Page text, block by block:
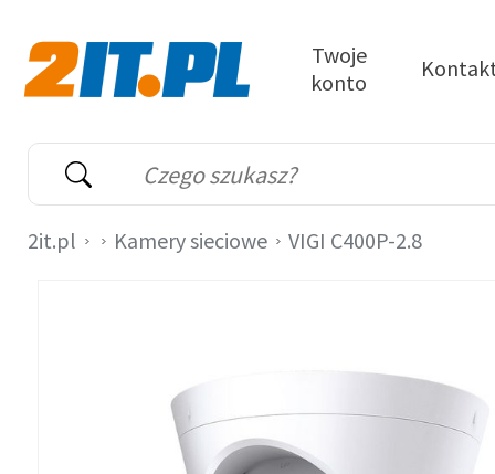
Wyszukiwarka
Słowo kluczowe
Twoje
konto
2it.pl Kamery sieciowe VIGI C400P-2.8